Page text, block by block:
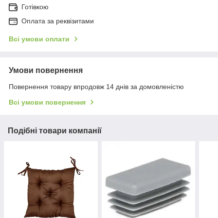
Готівкою
Оплата за реквізитами
Всі умови оплати
Умови повернення
Повернення товару впродовж 14 днів за домовленістю
Всі умови повернення
Подібні товари компанії